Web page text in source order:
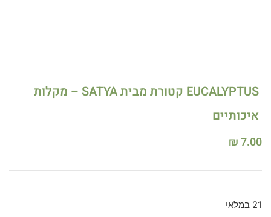
EUCALYPTUS קטורת מבית SATYA – מקלות
איכותיים
₪7.00
21 במלאי